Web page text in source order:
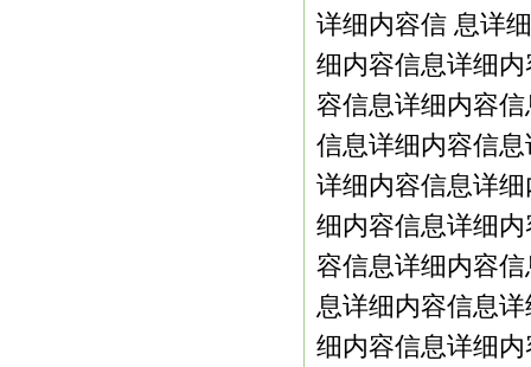
详细内容信 息详
细内容信息详细
容信息详细内容
信息详细内容信
详细内容信息详
细内容信息详细
容信息详细内容
息详细内容信息
细内容信息详细